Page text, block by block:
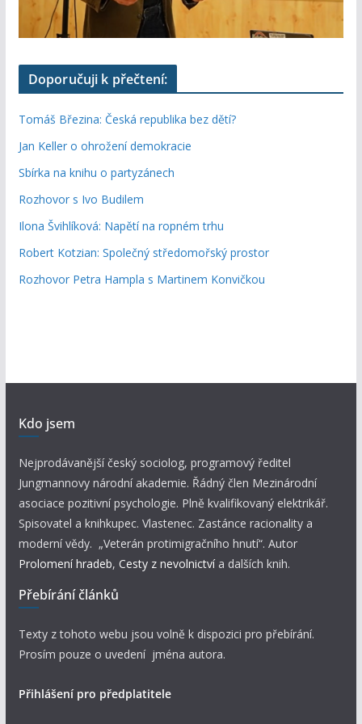
Doporučuji k přečtení:
Tomáš Březina: Česká republika bez dětí?
Jan Keller o ohrožení demokracie
Sbírka na knihu o partyzánech
Rozhovor s Ivo Budilem
Ilona Švihlíková: Napětí na ropném trhu
Robert Kotzian: Společný středomořský prostor
Rozhovor Petra Hampla s Martinem Konvičkou
Kdo jsem
Nejprodávanější český sociolog, programový ředitel
Jungmannovy národní akademie. Řádný člen Mezinárodní
asociace pozitivní psychologie. Plně kvalifikovaný elektrikář.
Spisovatel a knihkupec. Vlastenec. Zastánce racionality a
moderní vědy. „Veterán protimigračního hnutí“. Autor
Prolomení hradeb, Cesty z nevolnictví a dalších knih.
Přebírání článků
Texty z tohoto webu jsou volně k dispozici pro přebírání.
Prosím pouze o uvedení jména autora.
Přihlášení pro předplatitele